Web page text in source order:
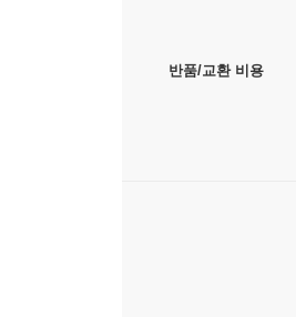
반품/교환 비용